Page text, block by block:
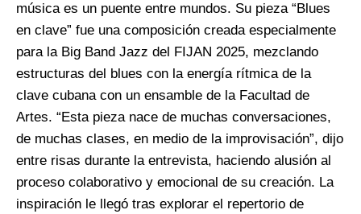
música es un puente entre mundos. Su pieza “Blues
en clave” fue una composición creada especialmente
para la Big Band Jazz del FIJAN 2025, mezclando
estructuras del blues con la energía rítmica de la
clave cubana con un ensamble de la Facultad de
Artes. “Esta pieza nace de muchas conversaciones,
de muchas clases, en medio de la improvisación”, dijo
entre risas durante la entrevista, haciendo alusión al
proceso colaborativo y emocional de su creación. La
inspiración le llegó tras explorar el repertorio de